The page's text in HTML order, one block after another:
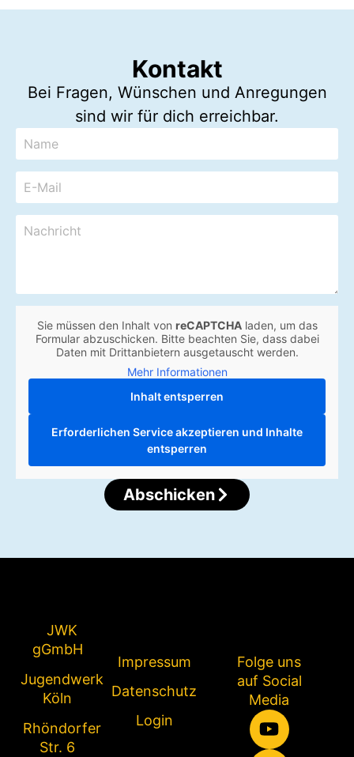
Kontakt
Bei Fragen, Wünschen und Anregungen
sind wir für dich erreichbar.
Sie müssen den Inhalt von reCAPTCHAladen, um das
Formular abzuschicken. Bitte beachten Sie, dass dabei
Daten mit Drittanbietern ausgetauscht werden.
Mehr Informationen
Inhalt entsperren
Erforderlichen Service akzeptieren und Inhalte
entsperren
Abschicken
JWK
gGmbH
Jugendwerk
Köln
Rhöndorfer
Str. 6
Impressum
Datenschutz
Login
Folge uns
auf Social
Media